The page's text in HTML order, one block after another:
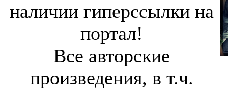
наличии гиперссылки на
портал!
Все авторские
произведения, в т.ч.